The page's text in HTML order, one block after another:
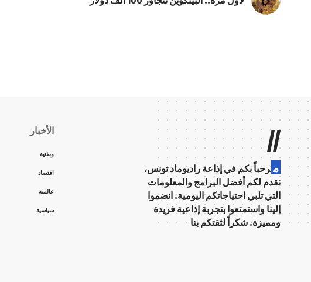
الأخبار متفرقات
لأول مرة.. البيتكوين تتجاوز 100 ألف دولار
آخر تحديث: ديسمبر 5, 2024 1:11 م
ali